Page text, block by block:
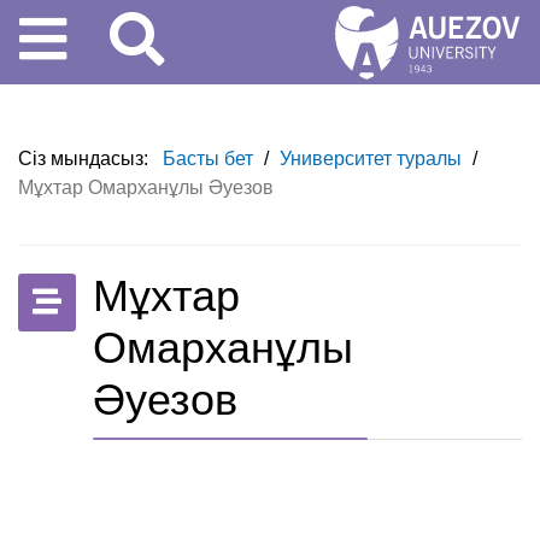
Сіз мындасыз: Басты бет / Университет туралы /
Мұхтар Омарханұлы Әуезов
Мұхтар
Омарханұлы
Әуезов